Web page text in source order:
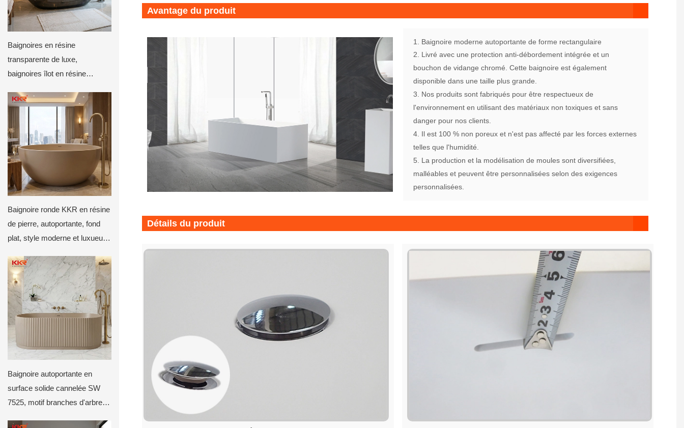
Baignoires en résine
transparente de luxe,
baignoires îlot en résine
villas
Baignoire ronde KKR en résine
de pierre, autoportante, fond
plat, style moderne et luxueux,
mat
Baignoire autoportante en
surface solide cannelée SW
7525, motif branches d'arbre
Avantage du produit
1. Baignoire moderne autoportante de forme rectangulaire
2. Livré avec une protection anti-débordement intégrée et un
bouchon de vidange chromé. Cette baignoire est également
disponible dans une taille plus grande.
3. Nos produits sont fabriqués pour être respectueux de
l'environnement en utilisant des matériaux non toxiques et sans
danger pour nos clients.
4. Il est 100 % non poreux et n'est pas affecté par les forces externes
telles que l'humidité.
5. La production et la modélisation de moules sont diversifiées,
malléables et peuvent être personnalisées selon des exigences
personnalisées.
Détails du produit